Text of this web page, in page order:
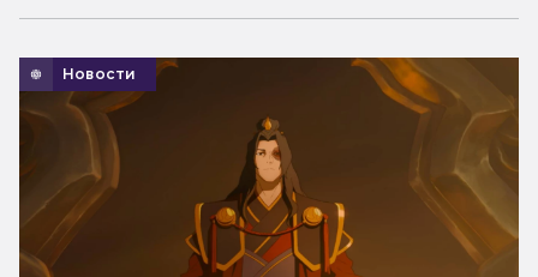
Новости